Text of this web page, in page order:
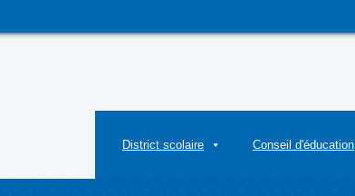
District scolaire Conseil d'éducation